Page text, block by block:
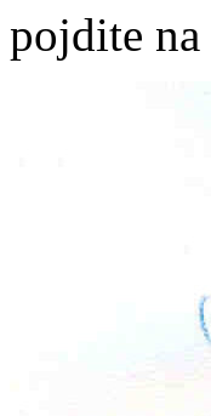
pojdite na